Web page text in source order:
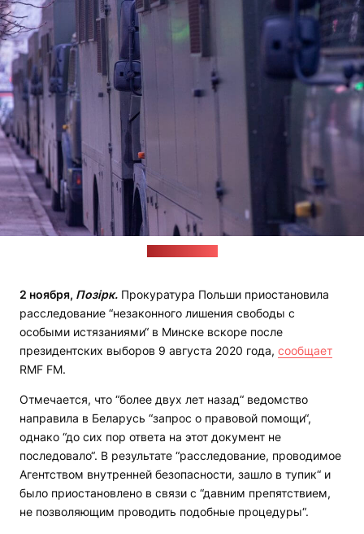
2 ноября, Позірк. Прокуратура Польши приостановила
расследование “незаконного лишения свободы с
особыми истязаниями“ в Минске вскоре после
президентских выборов 9 августа 2020 года, сообщает
RMF FM.
Отмечается, что “более двух лет назад“ ведомство
направила в Беларусь “запрос о правовой помощи“,
однако “до сих пор ответа на этот документ не
последовало“. В результате “расследование, проводимое
Агентством внутренней безопасности, зашло в тупик“ и
было приостановлено в связи с “давним препятствием,
не позволяющим проводить подобные процедуры“.